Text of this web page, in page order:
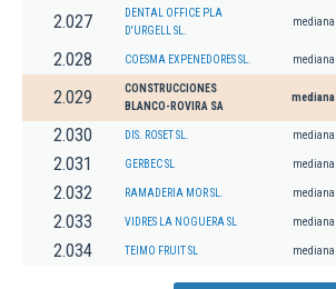
2.027
DENTAL OFFICE PLA
D'URGELL SL.
mediana
2.028 COESMA EXPENEDORES SL. mediana
2.029
CONSTRUCCIONES
BLANCO-ROVIRA SA
mediana
2.030 DIS. ROSET SL. mediana
2.031 GERBEC SL mediana
2.032 RAMADERIA MOR SL. mediana
2.033 VIDRES LA NOGUERA SL mediana
2.034 TEIMO FRUIT SL mediana